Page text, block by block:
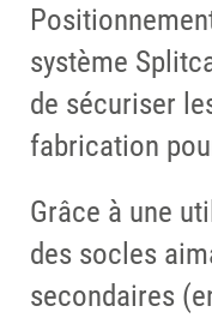
système
de sécuriser
fabrication
Grâce à une
des socles
secondaires